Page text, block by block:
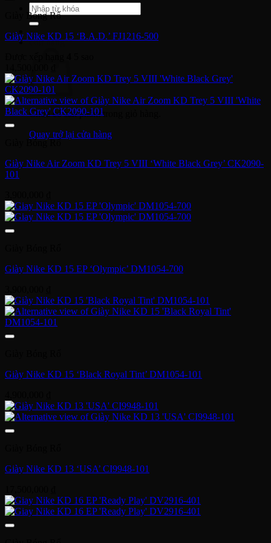
Tìm
kiếm:
Giỏ hàng
Chưa có sản phẩm trong giỏ hàng.
Quay trở lại cửa hàng
Giày Bóng Rổ
Giày Nike KD 15 ‘B.A.D.’ FJ1216-500
Giày Bóng Rổ
Giày Nike Air Zoom KD Trey 5 VIII ‘White Black Grey’ CK2090-
101
Giày Nike KD 15 EP ‘Olympic’ DM1054-700
Giày Nike KD 15 ‘Black Royal Tint’ DM1054-101
Giày Nike KD 13 ‘USA’ CI9948-101